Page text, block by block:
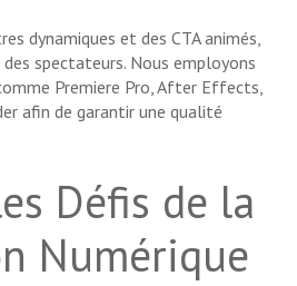
dynamiques et des CTA animés,
spectateurs. Nous employons
Premiere Pro, After Effects,
afin de garantir une qualité
Défis de la
Numérique